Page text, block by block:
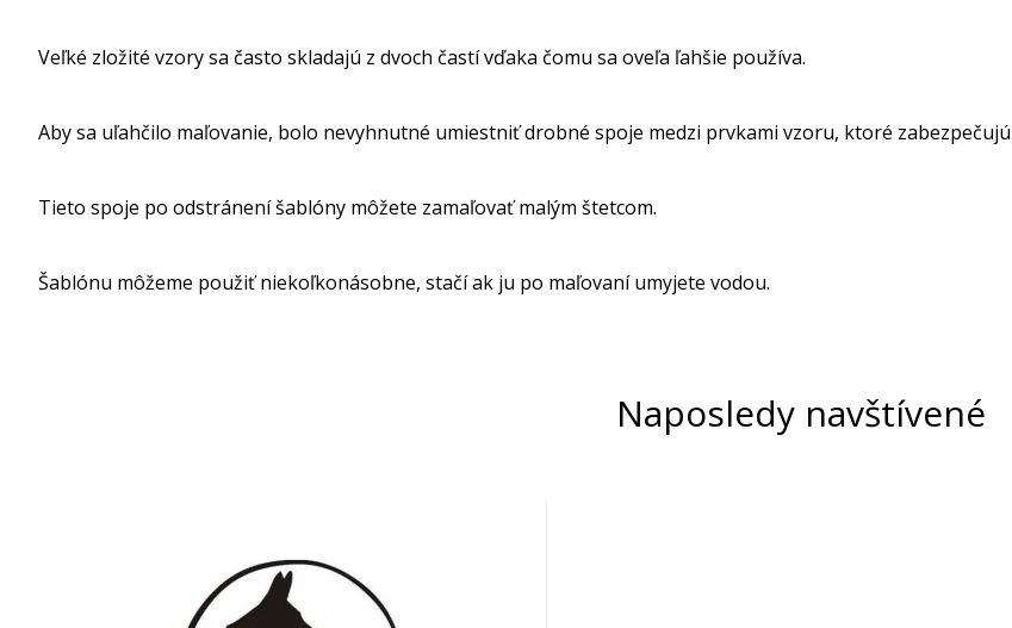
Veľké zložité vzory sa často skladajú z dvoch častí vďaka čomu sa oveľa ľahšie používa.
Aby sa uľahčilo maľovanie, bolo nevyhnutné umiestniť drobné spoje medzi prvkami vzoru, ktoré
Tieto spoje po odstránení šablóny môžete zamaľovať malým štetcom.
Šablónu môžeme použiť niekoľkonásobne, stačí ak ju po maľovaní umyjete vodou.
Naposledy navštívené